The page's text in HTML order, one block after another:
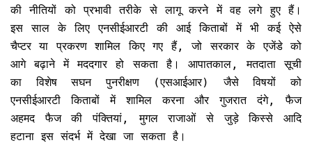
की नीतियों को प्रभावी तरीके से लागू करने में वह लगे हुए हैं।
इस साल के लिए एनसीईआरटी की आई किताबों में भी कई ऐसे
चैप्टर या प्रकरण शामिल किए गए हैं, जो सरकार के एजेंडे को
आगे बढ़ाने में मददगार हो सकता है। आपातकाल, मतदाता सूची
का विशेष सघन पुनरीक्षण (एसआईआर) जैसे विषयों को
एनसीईआरटी किताबों में शामिल करना और गुजरात दंगे, फैज
अहमद फैज की पंक्तियां, मुगल राजाओं से जुड़े किस्से आदि
हटाना इस संदर्भ में देखा जा सकता है।